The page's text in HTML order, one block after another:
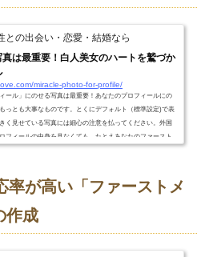
との出会い・恋愛・結婚なら
は最重要！白人美女のハートを鷲づか
miracle-photo-for-profile/
ール」にのせる写真は最重要！あなたのプロフィールにの
っとも大事なものです。とくにデフォルト（標準設定)で表
く見せている写真には細心の注意を払ってください。外国
フィールの中身を見なくても、たとえあなたのファースト
、そして、まずするのが、あなた...
率が高い「ファーストメ
作成